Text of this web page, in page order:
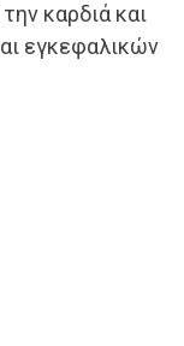
καρδιά και
εγκεφαλικών